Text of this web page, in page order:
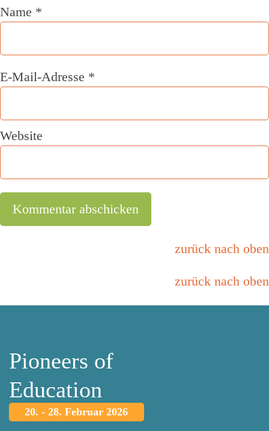
Name *
E-Mail-Adresse *
Website
zurück nach oben
zurück nach oben
Pioneers of
Education
20. - 28. Februar 2026